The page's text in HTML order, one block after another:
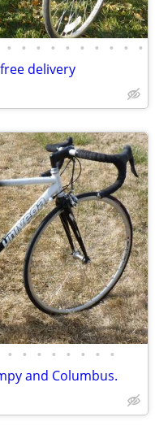
• • • • • • • • • •
delivery
• • • • • • • •
and Columbus.